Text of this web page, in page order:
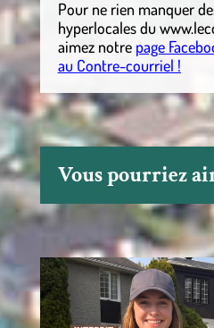
Pour ne rien manquer
hyperlocalesdu
aimez notre page
au Contre-courriel !
Vous pourriez